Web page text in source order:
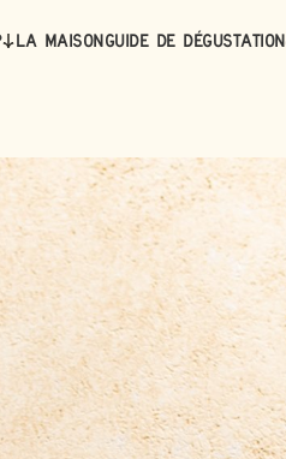
La maisonGuide de dégustation